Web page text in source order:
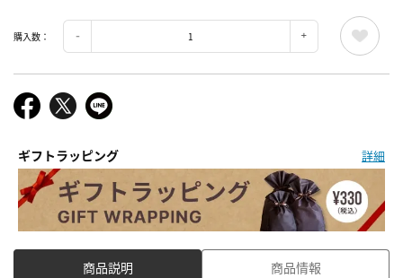
購入数：
ギフトラッピング 詳細
商品説明 商品情報